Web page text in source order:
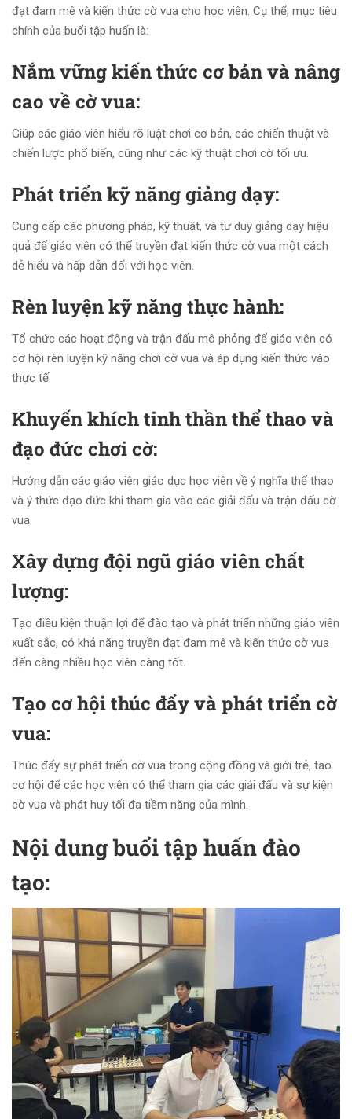
đạt đam mê và kiến thức cờ vua cho học viên. Cụ thể, mục tiêu
chính của buổi tập huấn là:
Nắm vững kiến thức cơ bản và nâng
cao về cờ vua:
Giúp các giáo viên hiểu rõ luật chơi cơ bản, các chiến thuật và
chiến lược phổ biến, cũng như các kỹ thuật chơi cờ tối ưu.
Phát triển kỹ năng giảng dạy:
Cung cấp các phương pháp, kỹ thuật, và tư duy giảng dạy hiệu
quả để giáo viên có thể truyền đạt kiến thức cờ vua một cách
dễ hiểu và hấp dẫn đối với học viên.
Rèn luyện kỹ năng thực hành:
Tổ chức các hoạt động và trận đấu mô phỏng để giáo viên có
cơ hội rèn luyện kỹ năng chơi cờ vua và áp dụng kiến thức vào
thực tế.
Khuyến khích tinh thần thể thao và
đạo đức chơi cờ:
Hướng dẫn các giáo viên giáo dục học viên về ý nghĩa thể thao
và ý thức đạo đức khi tham gia vào các giải đấu và trận đấu cờ
vua.
Xây dựng đội ngũ giáo viên chất
lượng:
Tạo điều kiện thuận lợi để đào tạo và phát triển những giáo viên
xuất sắc, có khả năng truyền đạt đam mê và kiến thức cờ vua
đến càng nhiều học viên càng tốt.
Tạo cơ hội thúc đẩy và phát triển cờ
vua:
Thúc đẩy sự phát triển cờ vua trong cộng đồng và giới trẻ, tạo
cơ hội để các học viên có thể tham gia các giải đấu và sự kiện
cờ vua và phát huy tối đa tiềm năng của mình.
Nội dung buổi tập huấn đào
tạo: